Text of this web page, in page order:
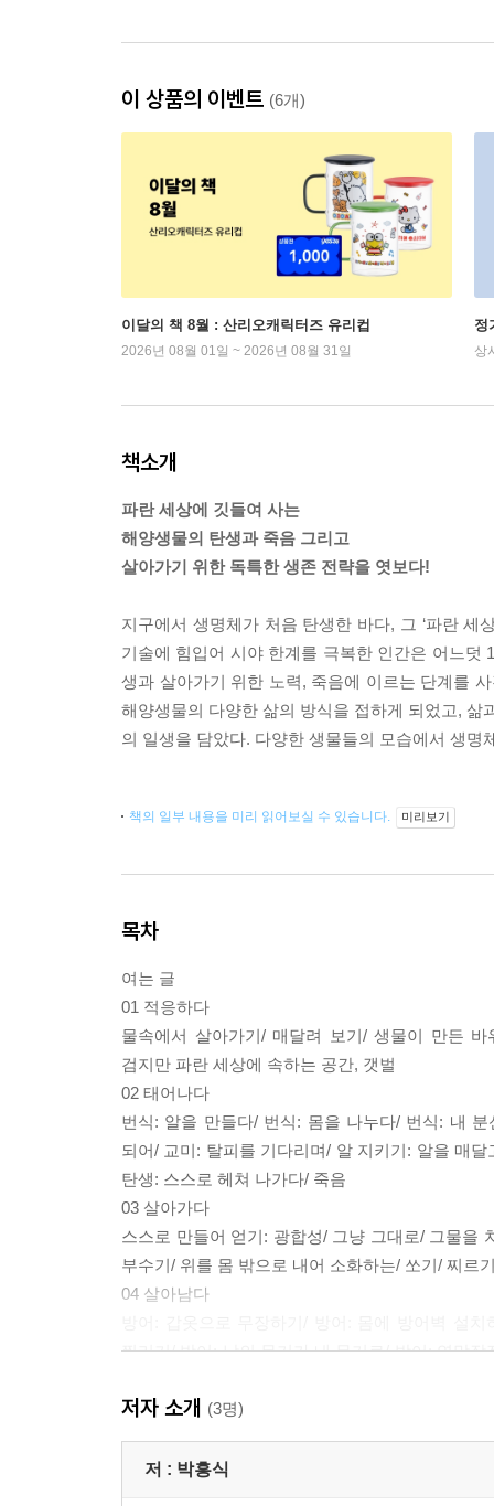
이 상품의 이벤트 (6개)
이달의 책 8월 : 산리오캐릭터즈 유리컵
2026년 08월 01일 ~ 2026년 08월 31일
정
상
책소개
파란 세상에 깃들여 사는
해양생물의 탄생과 죽음 그리고
살아가기 위한 독특한 생존 전략을 엿보다!
지구에서 생명체가 처음 탄생한 바다, 그 ‘파란 세
기술에 힘입어 시야 한계를 극복한 인간은 어느덧
생과 살아가기 위한 노력, 죽음에 이르는 단계를
해양생물의 다양한 삶의 방식을 접하게 되었고,
의 일생을 담았다. 다양한 생물들의 모습에서 생
책의 일부 내용을 미리 읽어보실 수 있습니다. 미리보기
목차
여는 글
01 적응하다
물속에서 살아가기/ 매달려 보기/ 생물이 만든
검지만 파란 세상에 속하는 공간, 갯벌
02 태어나다
번식: 알을 만들다/ 번식: 몸을 나누다/ 번식: 내
되어/ 교미: 탈피를 기다리며/ 알 지키기: 알을 매
탄생: 스스로 헤쳐 나가다/ 죽음
03 살아가다
스스로 만들어 얻기: 광합성/ 그냥 그대로/ 그물을
부수기/ 위를 몸 밖으로 내어 소화하는/ 쏘기/ 찌르
04 살아남다
찔리기/ 방어: 남의 무기가 내 무기로/ 방어: 연막
잘리고 재생하기
05 독특한 적응 전략
대왕조개의 비밀/ 게거품을 내다/ 나선형 껍데기를
저자 소개 (3명)
저 : 박흥식